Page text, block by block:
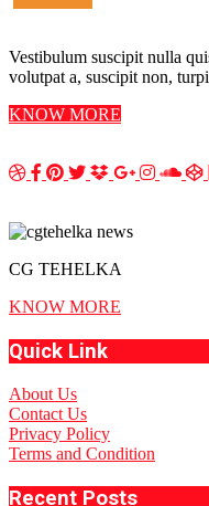
Vestibulum suscipit nulla
volutpat a, suscipit non,
KNOW MORE
CG TEHELKA
KNOW MORE
Quick Link
About Us
Contact Us
Privacy Policy
Terms and Condition
Recent Posts